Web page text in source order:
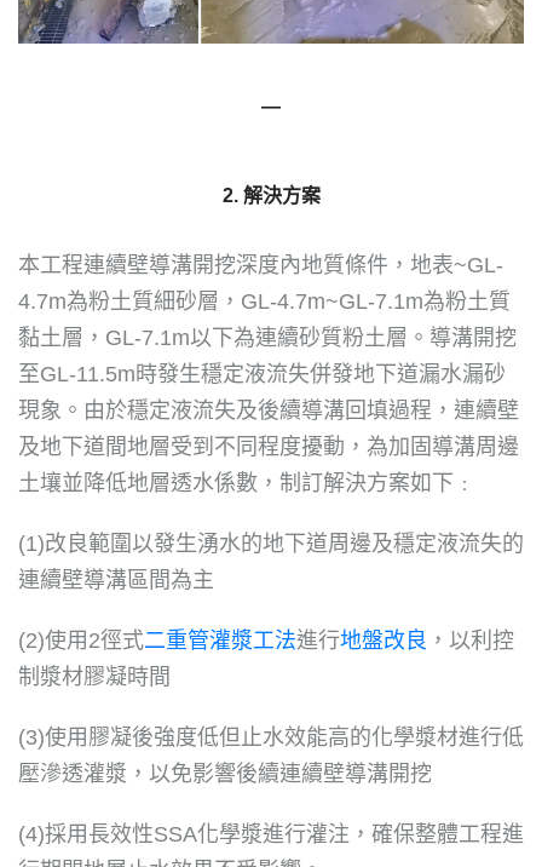
—
2. 解決方案
本工程連續壁導溝開挖深度內地質條件，地表~GL-
4.7m為粉土質細砂層，GL-4.7m~GL-7.1m為粉土質
黏土層，GL-7.1m以下為連續砂質粉土層。導溝開挖
至GL-11.5m時發生穩定液流失併發地下道漏水漏砂
現象。由於穩定液流失及後續導溝回填過程，連續壁
及地下道間地層受到不同程度擾動，為加固導溝周邊
土壤並降低地層透水係數，制訂解決方案如下﹕
(1)改良範圍以發生湧水的地下道周邊及穩定液流失的
連續壁導溝區間為主
(2)使用2徑式二重管灌漿工法進行地盤改良 ，以利控
制漿材膠凝時間
(3)使用膠凝後強度低但止水效能高的化學漿材進行低
壓滲透灌漿，以免影響後續連續壁導溝開挖
(4)採用長效性SSA化學漿進行灌注，確保整體工程進